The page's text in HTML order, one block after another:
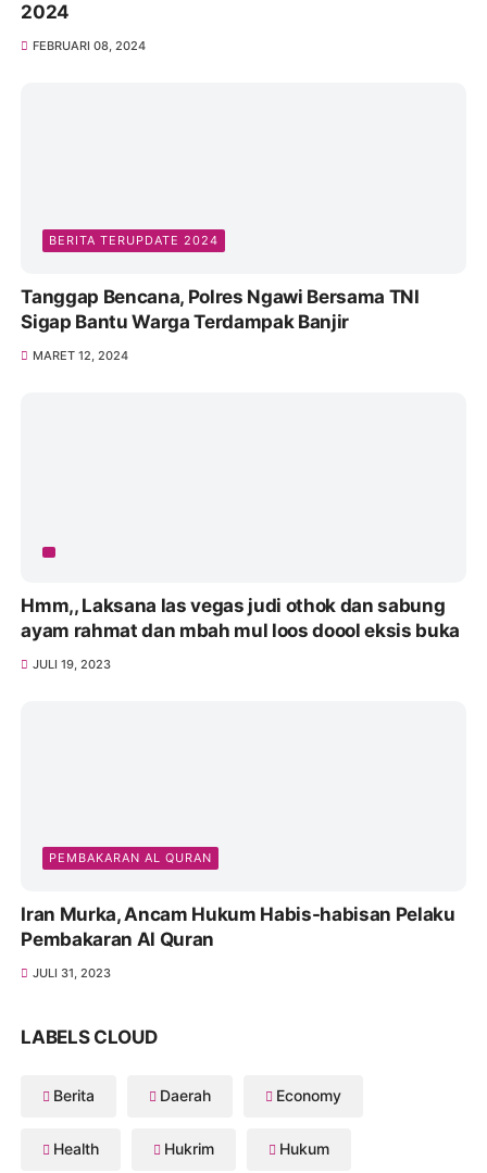
2024
FEBRUARI 08, 2024
BERITA TERUPDATE 2024
Tanggap Bencana, Polres Ngawi Bersama TNI
Sigap Bantu Warga Terdampak Banjir
MARET 12, 2024
Hmm,, Laksana las vegas judi othok dan sabung
ayam rahmat dan mbah mul loos doool eksis buka
JULI 19, 2023
PEMBAKARAN AL QURAN
Iran Murka, Ancam Hukum Habis-habisan Pelaku
Pembakaran Al Quran
JULI 31, 2023
LABELS CLOUD
Berita Daerah Economy
Health Hukrim Hukum